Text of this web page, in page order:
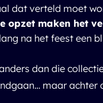
dat verteld moet
opzet maken het
na het feest een
dan die
maar achter